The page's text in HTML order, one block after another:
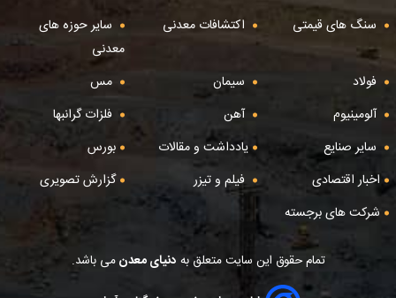
سنگ های قیمتی
اکتشافات معدنی
سایر حوزه های
معدنی
فولاد
سیمان
مس
آلومینیوم
آهن
فلزات گرانبها
سایر صنایع
یادداشت و مقالات
بورس
اخبار اقتصادی
فیلم و تیزر
گزارش تصویری
شرکت های برجسته
تمام حقوق این سایت متعلق به دنیای معدنمی باشد.